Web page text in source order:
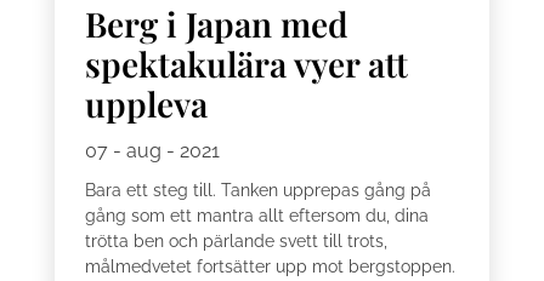
Berg i Japan med
spektakulära vyer att
uppleva
07 - aug - 2021
Bara ett steg till. Tanken upprepas gång på
gång som ett mantra allt eftersom du, dina
trötta ben och pärlande svett till trots,
målmedvetet fortsätter upp mot bergstoppen.